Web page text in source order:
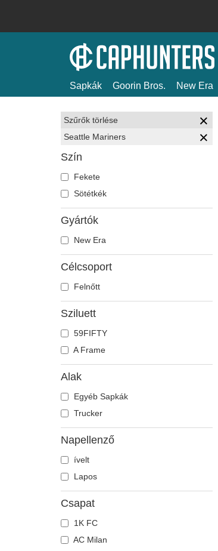
Sapkák Goorin Bros. New Era
Szűrők törlése
Seattle Mariners
Szín
Fekete
Sötétkék
Gyártók
New Era
Célcsoport
Felnőtt
Sziluett
59FIFTY
A Frame
Alak
Egyéb Sapkák
Trucker
Napellenző
ívelt
Lapos
Csapat
1K FC
AC Milan